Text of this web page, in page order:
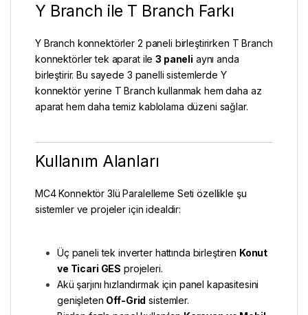
Y Branch ile T Branch Farkı
Y Branch konnektörler 2 paneli birleştirirken T Branch
konnektörler tek aparat ile3 paneli aynı anda
birleştirir. Bu sayede 3 panelli sistemlerde Y
konnektör yerine T Branch kullanmak hem daha az
aparat hem daha temiz kablolama düzeni sağlar.
Kullanım Alanları
MC4 Konnektör 3lü Paralelleme Seti özellikle şu
sistemler ve projeler için idealdir:
Üç paneli tek inverter hattında birleştiren Konut
ve Ticari GES projeleri.
Akü şarjını hızlandırmak için panel kapasitesini
genişleten Off-Grid sistemler.